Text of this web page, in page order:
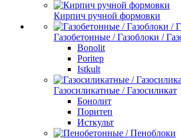
Кирпич ручной формовки
Газобетонные / Газоблоки /
Bonolit
Poritep
Istkult
Газосиликатные / Газосиликат
Бонолит
Поритеп
Исткульт